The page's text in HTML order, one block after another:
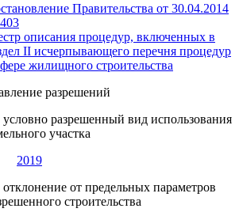
Правительства от 30.04.2014
описания процедур, включенных в
II исчерпывающего перечня процедур
жилищного строительства
разрешений
разрешенный вид использования
участка
2019
от предельных параметров
строительства